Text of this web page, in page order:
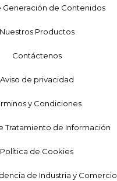
Generación de Contenidos
Nuestros Productos
Contáctenos
Aviso de privacidad
y Condiciones
Tratamiento de Información
Política de Cookies
de Industria y Comercio